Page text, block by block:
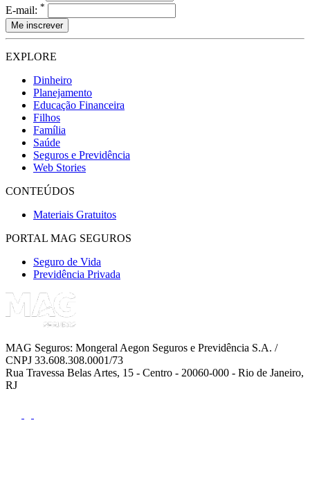
E-mail: *
EXPLORE
Dinheiro
Planejamento
Educação Financeira
Filhos
Família
Saúde
Seguros e Previdência
Web Stories
CONTEÚDOS
Materiais Gratuitos
PORTAL MAG SEGUROS
Seguro de Vida
Previdência Privada
MAG Seguros: Mongeral Aegon Seguros e Previdência S.A. /
CNPJ 33.608.308.0001/73
Rua Travessa Belas Artes, 15 - Centro - 20060-000 - Rio de Janeiro,
RJ